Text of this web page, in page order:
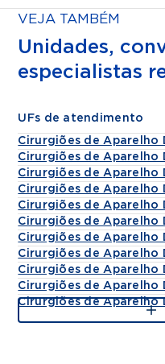
VEJA TAMBÉM
Unidades,
especialistas
UFs de atendimento
Cirurgiões de Aparelho
Cirurgiões de Aparelho
Cirurgiões de Aparelho
Cirurgiões de Aparelho
Cirurgiões de Aparelho
Cirurgiões de Aparelho
Cirurgiões de Aparelho
Cirurgiões de Aparelho
Cirurgiões de Aparelho
Cirurgiões de Aparelho
Cirurgiões de Aparelho